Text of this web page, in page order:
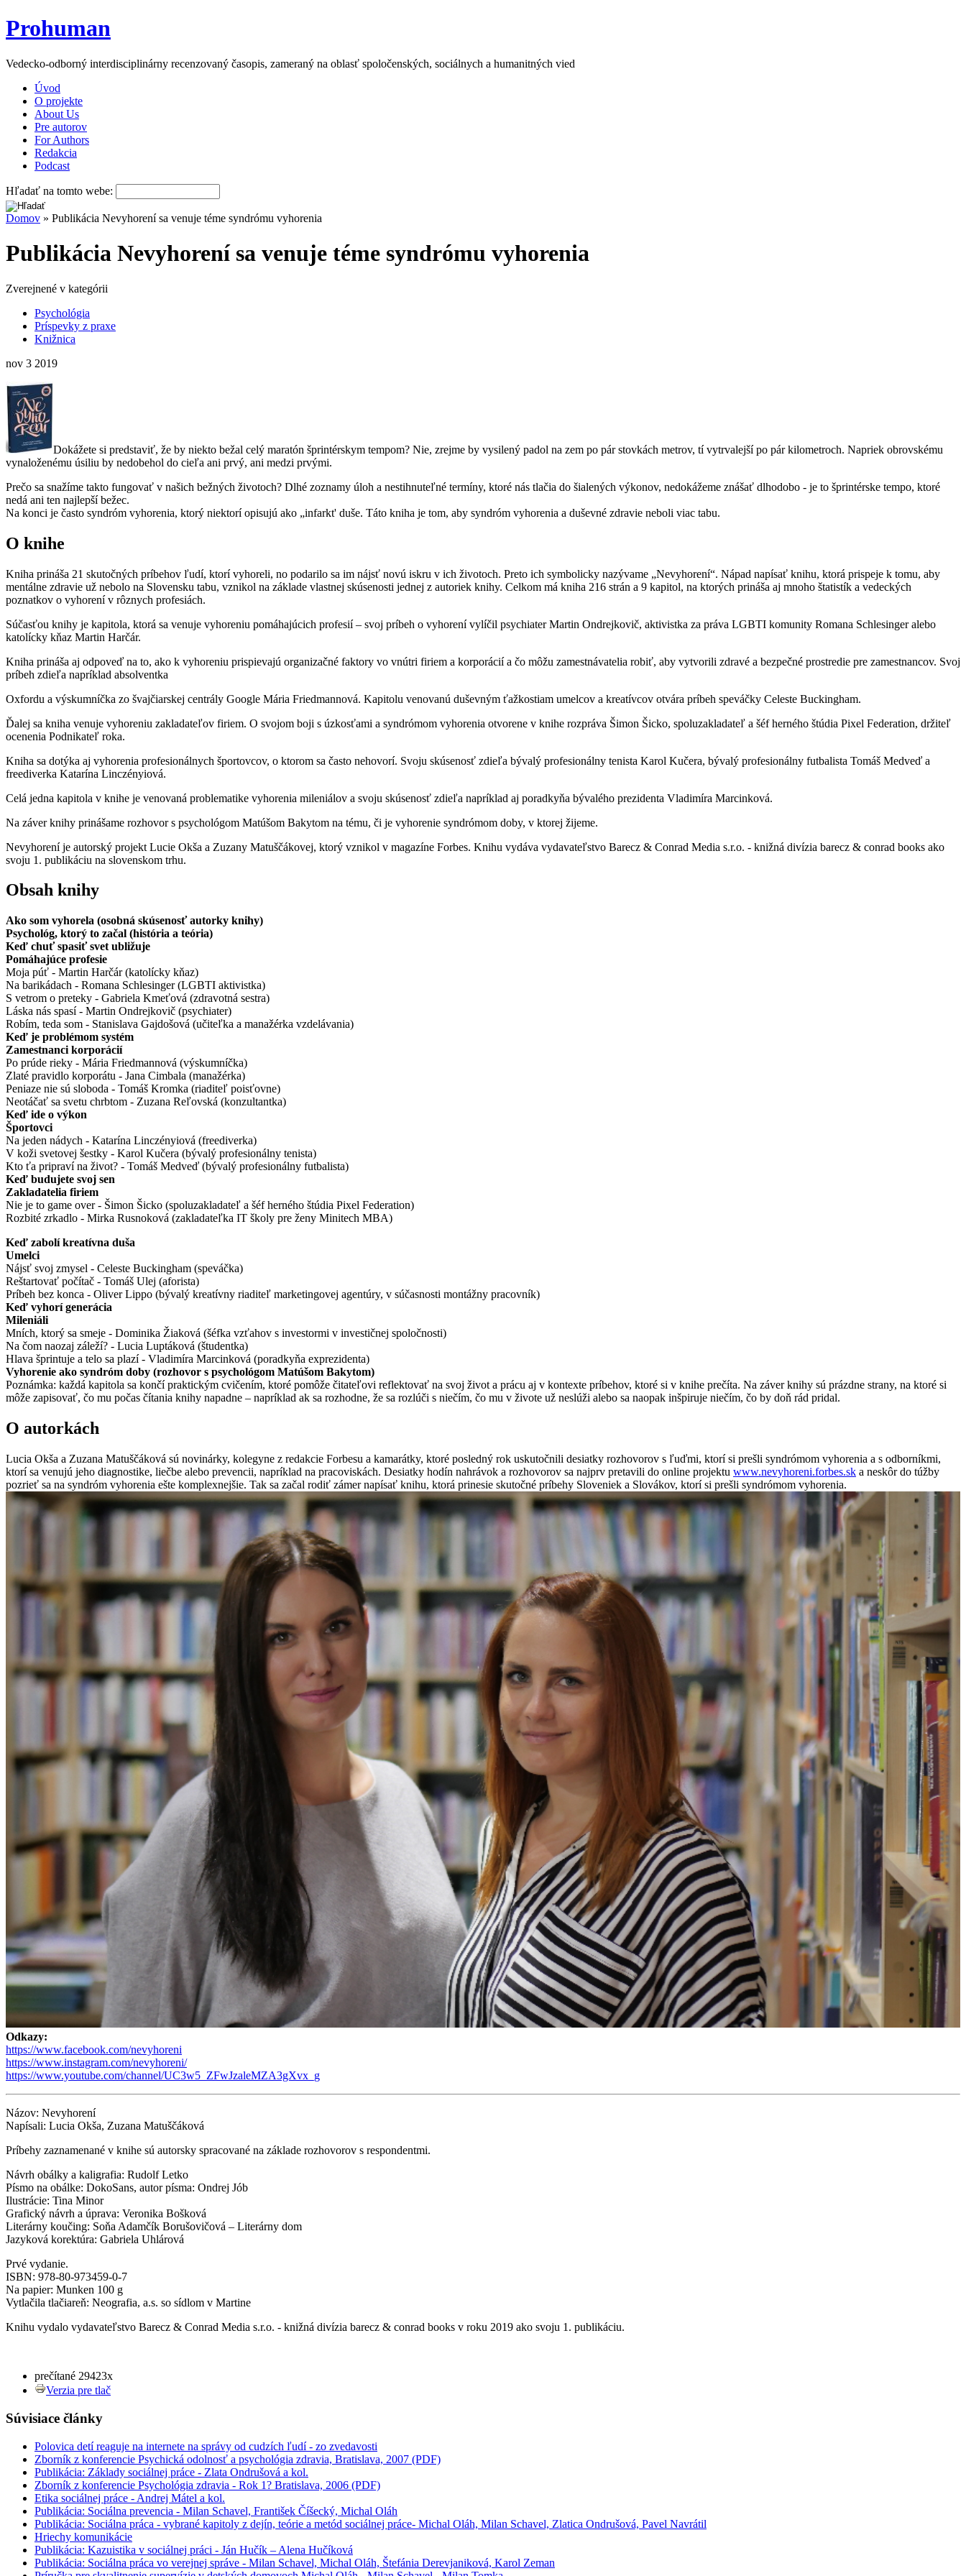
Prohuman
Vedecko-odborný interdisciplinárny recenzovaný časopis, zameraný na oblasť spoločenských, sociálnych a humanitných vied
Úvod
O projekte
About Us
Pre autorov
For Authors
Redakcia
Podcast
Hľadať na tomto webe:
Domov » Publikácia Nevyhorení sa venuje téme syndrómu vyhorenia
Publikácia Nevyhorení sa venuje téme syndrómu vyhorenia
Zverejnené v kategórii
Psychológia
Príspevky z praxe
Knižnica
nov 3 2019
Dokážete si predstaviť, že by niekto bežal celý maratón šprintérskym tempom? Nie, zrejme by vysilený padol na zem po pár stovkách metrov, tí vytrvalejší po pár kilometroch. Napriek obrovskému
vynaloženému úsiliu by nedobehol do cieľa ani prvý, ani medzi prvými.
Prečo sa snažíme takto fungovať v našich bežných životoch? Dlhé zoznamy úloh a nestihnuteľné termíny, ktoré nás tlačia do šialených výkonov, nedokážeme znášať dlhodobo - je to šprintérske tempo, ktoré
nedá ani ten najlepší bežec.
Na konci je často syndróm vyhorenia, ktorý niektorí opisujú ako „infarkt' duše. Táto kniha je tom, aby syndróm vyhorenia a duševné zdravie neboli viac tabu.
O knihe
Kniha prináša 21 skutočných príbehov ľudí, ktorí vyhoreli, no podarilo sa im nájsť novú iskru v ich životoch. Preto ich symbolicky nazývame „Nevyhorení“. Nápad napísať knihu, ktorá prispeje k tomu, aby
mentálne zdravie už nebolo na Slovensku tabu, vznikol na základe vlastnej skúsenosti jednej z autoriek knihy. Celkom má kniha 216 strán a 9 kapitol, na ktorých prináša aj mnoho štatistík a vedeckých
poznatkov o vyhorení v rôznych profesiách.
Súčasťou knihy je kapitola, ktorá sa venuje vyhoreniu pomáhajúcich profesií – svoj príbeh o vyhorení vylíčil psychiater Martin Ondrejkovič, aktivistka za práva LGBTI komunity Romana Schlesinger alebo
katolícky kňaz Martin Harčár.
Kniha prináša aj odpoveď na to, ako k vyhoreniu prispievajú organizačné faktory vo vnútri firiem a korporácií a čo môžu zamestnávatelia robiť, aby vytvorili zdravé a bezpečné prostredie pre zamestnancov. Svoj
príbeh zdieľa napríklad absolventka
Oxfordu a výskumníčka zo švajčiarskej centrály Google Mária Friedmannová. Kapitolu venovanú duševným ťažkostiam umelcov a kreatívcov otvára príbeh speváčky Celeste Buckingham.
Ďalej sa kniha venuje vyhoreniu zakladateľov firiem. O svojom boji s úzkosťami a syndrómom vyhorenia otvorene v knihe rozpráva Šimon Šicko, spoluzakladateľ a šéf herného štúdia Pixel Federation, držiteľ
ocenenia Podnikateľ roka.
Kniha sa dotýka aj vyhorenia profesionálnych športovcov, o ktorom sa často nehovorí. Svoju skúsenosť zdieľa bývalý profesionálny tenista Karol Kučera, bývalý profesionálny futbalista Tomáš Medveď a
freediverka Katarína Linczényiová.
Celá jedna kapitola v knihe je venovaná problematike vyhorenia mileniálov a svoju skúsenosť zdieľa napríklad aj poradkyňa bývalého prezidenta Vladimíra Marcinková.
Na záver knihy prinášame rozhovor s psychológom Matúšom Bakytom na tému, či je vyhorenie syndrómom doby, v ktorej žijeme.
Nevyhorení je autorský projekt Lucie Okša a Zuzany Matuščákovej, ktorý vznikol v magazíne Forbes. Knihu vydáva vydavateľstvo Barecz & Conrad Media s.r.o. - knižná divízia barecz & conrad books ako
svoju 1. publikáciu na slovenskom trhu.
Obsah knihy
Ako som vyhorela (osobná skúsenosť autorky knihy)
Psychológ, ktorý to začal (história a teória)
Keď chuť spasiť svet ubližuje
Pomáhajúce profesie
Moja púť - Martin Harčár (katolícky kňaz)
Na barikádach - Romana Schlesinger (LGBTI aktivistka)
S vetrom o preteky - Gabriela Kmeťová (zdravotná sestra)
Láska nás spasí - Martin Ondrejkovič (psychiater)
Robím, teda som - Stanislava Gajdošová (učiteľka a manažérka vzdelávania)
Keď je problémom systém
Zamestnanci korporácií
Po prúde rieky - Mária Friedmannová (výskumníčka)
Zlaté pravidlo korporátu - Jana Cimbala (manažérka)
Peniaze nie sú sloboda - Tomáš Kromka (riaditeľ poisťovne)
Neotáčať sa svetu chrbtom - Zuzana Reľovská (konzultantka)
Keď ide o výkon
Športovci
Na jeden nádych - Katarína Linczényiová (freediverka)
V koži svetovej šestky - Karol Kučera (bývalý profesionálny tenista)
Kto ťa pripraví na život? - Tomáš Medveď (bývalý profesionálny futbalista)
Keď budujete svoj sen
Zakladatelia firiem
Nie je to game over - Šimon Šicko (spoluzakladateľ a šéf herného štúdia Pixel Federation)
Rozbité zrkadlo - Mirka Rusnoková (zakladateľka IT školy pre ženy Minitech MBA)
Keď zabolí kreatívna duša
Umelci
Nájsť svoj zmysel - Celeste Buckingham (speváčka)
Reštartovať počítač - Tomáš Ulej (aforista)
Príbeh bez konca - Oliver Lippo (bývalý kreatívny riaditeľ marketingovej agentúry, v súčasnosti montážny pracovník)
Keď vyhorí generácia
Mileniáli
Mních, ktorý sa smeje - Dominika Žiaková (šéfka vzťahov s investormi v investičnej spoločnosti)
Na čom naozaj záleží? - Lucia Luptáková (študentka)
Hlava šprintuje a telo sa plazí - Vladimíra Marcinková (poradkyňa exprezidenta)
Vyhorenie ako syndróm doby (rozhovor s psychológom Matúšom Bakytom)
Poznámka: každá kapitola sa končí praktickým cvičením, ktoré pomôže čitateľovi reflektovať na svoj život a prácu aj v kontexte príbehov, ktoré si v knihe prečíta. Na záver knihy sú prázdne strany, na ktoré si
môže zapisovať, čo mu počas čítania knihy napadne – napríklad ak sa rozhodne, že sa rozlúči s niečím, čo mu v živote už neslúži alebo sa naopak inšpiruje niečím, čo by doň rád pridal.
O autorkách
Lucia Okša a Zuzana Matuščáková sú novinárky, kolegyne z redakcie Forbesu a kamarátky, ktoré posledný rok uskutočnili desiatky rozhovorov s ľuďmi, ktorí si prešli syndrómom vyhorenia a s odborníkmi,
ktorí sa venujú jeho diagnostike, liečbe alebo prevencii, napríklad na pracoviskách. Desiatky hodín nahrávok a rozhovorov sa najprv pretavili do online projektu www.nevyhoreni.forbes.sk a neskôr do túžby
pozrieť sa na syndróm vyhorenia ešte komplexnejšie. Tak sa začal rodiť zámer napísať knihu, ktorá prinesie skutočné príbehy Sloveniek a Slovákov, ktorí si prešli syndrómom vyhorenia.
Odkazy:
https://www.facebook.com/nevyhoreni
https://www.instagram.com/nevyhoreni/
https://www.youtube.com/channel/UC3w5_ZFwJzaleMZA3gXvx_g
Názov: Nevyhorení
Napísali: Lucia Okša, Zuzana Matuščáková
Príbehy zaznamenané v knihe sú autorsky spracované na základe rozhovorov s respondentmi.
Návrh obálky a kaligrafia: Rudolf Letko
Písmo na obálke: DokoSans, autor písma: Ondrej Jób
Ilustrácie: Tina Minor
Grafický návrh a úprava: Veronika Bošková
Literárny koučing: Soňa Adamčík Borušovičová – Literárny dom
Jazyková korektúra: Gabriela Uhlárová
Prvé vydanie.
ISBN: 978-80-973459-0-7
Na papier: Munken 100 g
Vytlačila tlačiareň: Neografia, a.s. so sídlom v Martine
Knihu vydalo vydavateľstvo Barecz & Conrad Media s.r.o. - knižná divízia barecz & conrad books v roku 2019 ako svoju 1. publikáciu.
prečítané 29423x
Verzia pre tlač
Súvisiace články
Polovica detí reaguje na internete na správy od cudzích ľudí - zo zvedavosti
Zborník z konferencie Psychická odolnosť a psychológia zdravia, Bratislava, 2007 (PDF)
Publikácia: Základy sociálnej práce - Zlata Ondrušová a kol.
Zborník z konferencie Psychológia zdravia - Rok 1? Bratislava, 2006 (PDF)
Etika sociálnej práce - Andrej Mátel a kol.
Publikácia: Sociálna prevencia - Milan Schavel, František Číšecký, Michal Oláh
Publikácia: Sociálna práca - vybrané kapitoly z dejín, teórie a metód sociálnej práce- Michal Oláh, Milan Schavel, Zlatica Ondrušová, Pavel Navrátil
Hriechy komunikácie
Publikácia: Kazuistika v sociálnej práci - Ján Hučík – Alena Hučíková
Publikácia: Sociálna práca vo verejnej správe - Milan Schavel, Michal Oláh, Štefánia Derevjaniková, Karol Zeman